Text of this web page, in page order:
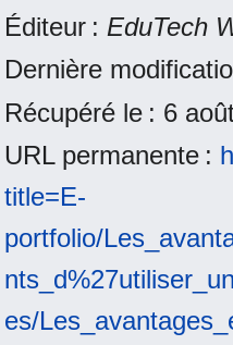
Éditeur : EduTech
Dernière
Récupéré le : 6
URL permanente :
title=E-
portfolio/
es/